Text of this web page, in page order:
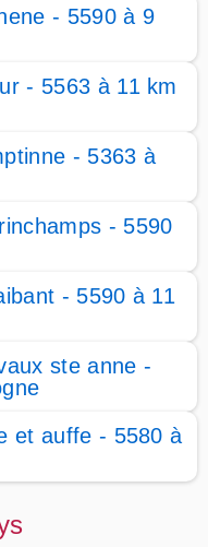
- 5590 à 9
- 5563 à 11 km
- 5363 à
- 5590
- 5590 à 11
ste anne -
et auffe - 5580 à